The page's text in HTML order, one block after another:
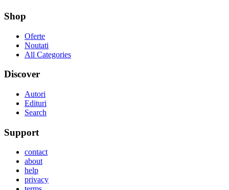
Shop
Oferte
Noutati
All Categories
Discover
Autori
Edituri
Search
Support
contact
about
help
privacy